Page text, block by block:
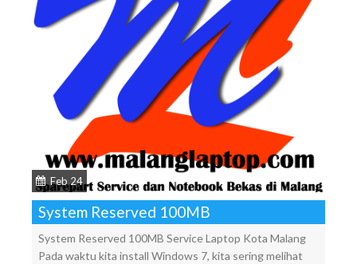
Feb 24
System Reserved 100MB
System Reserved 100MB Service Laptop Kota Malang
Pada waktu kita install Windows 7, kita sering melihat